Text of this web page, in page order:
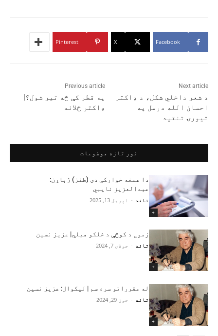
Facebook
X
Pinterest
Previous article
په قطر کې څه تیر شول؟|
ډاکتر ځلاند
Next article
د شعر داخلي شکل، د ډاکتر
احسان الله درمل په
تیورۍ تنقید
نور تازه موضوعات
+
دا همغه خوارکی دی (طنز) ژباړن:
عبدالعزیز نایبي
تاند - اپریل 13, 2025
+
زموږ د کوڅې د خلکو هیلي| عزیز نسین
تاند - جولای 7, 2024
+
له مقرراتو سره سم | لیکوال: عزیز نسین
تاند - جون 29, 2024